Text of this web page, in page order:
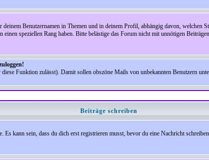
Benutzernamen in Themen und in deinem Profil, abhängig davon, welchen
speziellen Rang haben. Bitte belästige das Forum nicht mit unnötigen
Funktion zulässt). Damit sollen obszöne Mails von unbekannten Benutzern
Beiträge schreiben
kann sein, dass du dich erst registrieren musst, bevor du eine Nachricht